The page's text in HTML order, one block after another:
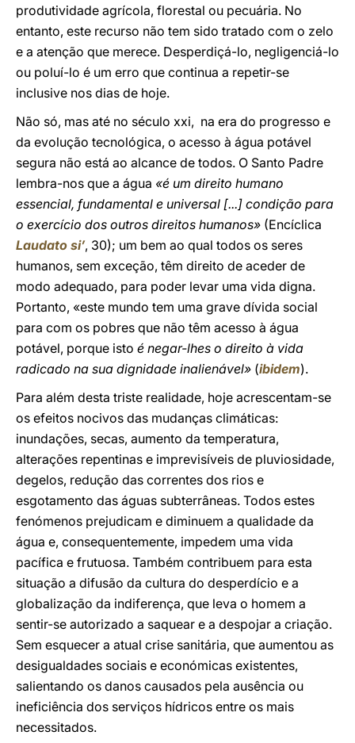
produtividade agrícola, florestal ou pecuária. No
entanto, este recurso não tem sido tratado com o zelo
e a atenção que merece. Desperdiçá-lo, negligenciá-lo
ou poluí-lo é um erro que continua a repetir-se
inclusive nos dias de hoje.
Não só, mas até no século xxi, na era do progresso e
da evolução tecnológica, o acesso à água potável
segura não está ao alcance de todos. O Santo Padre
lembra-nos que a água «é um direito humano
essencial, fundamental e universal [...] condição para
o exercício dos outros direitos humanos» (Encíclica
Laudato si’, 30); um bem ao qual todos os seres
humanos, sem exceção, têm direito de aceder de
modo adequado, para poder levar uma vida digna.
Portanto, «este mundo tem uma grave dívida social
para com os pobres que não têm acesso à água
potável, porque isto é negar-lhes o direito à vida
radicado na sua dignidade inalienável» (ibidem).
Para além desta triste realidade, hoje acrescentam-se
os efeitos nocivos das mudanças climáticas:
inundações, secas, aumento da temperatura,
alterações repentinas e imprevisíveis de pluviosidade,
degelos, redução das correntes dos rios e
esgotamento das águas subterrâneas. Todos estes
fenómenos prejudicam e diminuem a qualidade da
água e, consequentemente, impedem uma vida
pacífica e frutuosa. Também contribuem para esta
situação a difusão da cultura do desperdício e a
globalização da indiferença, que leva o homem a
sentir-se autorizado a saquear e a despojar a criação.
Sem esquecer a atual crise sanitária, que aumentou as
desigualdades sociais e económicas existentes,
salientando os danos causados pela ausência ou
ineficiência dos serviços hídricos entre os mais
necessitados.